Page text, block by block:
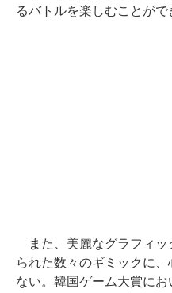
るバトルを楽しむことがで
また、美麗なグラフィッ
られた数々のギミックに
ない。韓国ゲーム大賞に